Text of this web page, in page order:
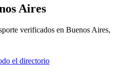
Aires
verificados en Buenos Aires,
el directorio